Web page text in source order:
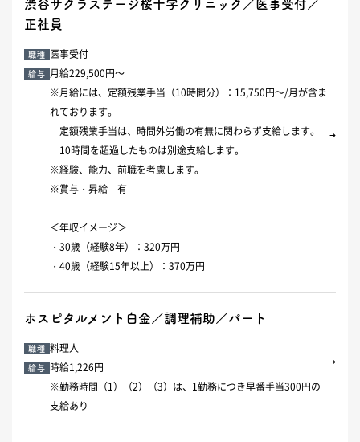
渋谷サクラステージ桜十字クリニック／医事受付／
正社員
職種 医事受付
給与 月給229,500円～
※月給には、定額残業手当（10時間分）：15,750円～/月が含ま
れております。
定額残業手当は、時間外労働の有無に関わらず支給します。
10時間を超過したものは別途支給します。
※経験、能力、前職を考慮します。
※賞与・昇給 有
＜年収イメージ＞
・30歳（経験8年）：320万円
・40歳（経験15年以上）：370万円
ホスピタルメント白金／調理補助／パート
職種 料理人
給与 時給1,226円
※勤務時間（1）（2）（3）は、1勤務につき早番手当300円の
支給あり